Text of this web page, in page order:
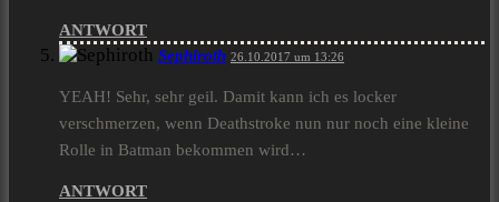
ANTWORT
Sephiroth 26.10.2017 um 13:26
YEAH! Sehr, sehr geil. Damit kann ich es locker
verschmerzen, wenn Deathstroke nun nur noch eine kleine
Rolle in Batman bekommen wird…
ANTWORT